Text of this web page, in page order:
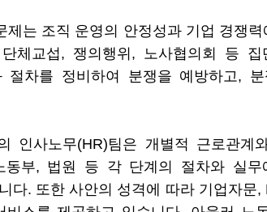
제는 조직 운영의 안정성과 기업 경쟁
단체교섭, 쟁의행위, 노사협의회 등
절차를 정비하여 분쟁을 예방하고,
인사노무(HR)팀은 개별적 근로관
동부, 법원 등 각 단계의 절차와 실
다. 또한 사안의 성격에 따라 기업자문